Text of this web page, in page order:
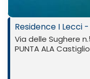
Residence I Lecci
Via delle Sughere
PUNTA ALA